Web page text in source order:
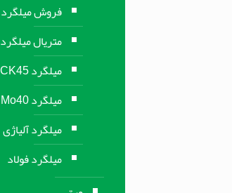
فروش میلگرد
متریال میلگرد
میلگرد CK45
میلگرد Mo40
میلگرد آلیاژی
میلگرد فولاد